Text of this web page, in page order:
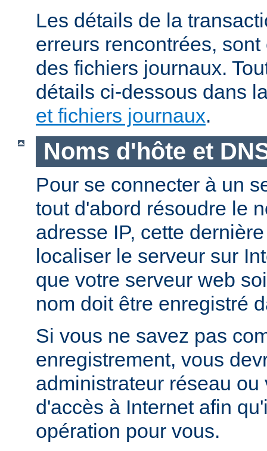
Les détails de la
erreurs rencontrées,
des fichiers journaux.
détails ci-dessous dans
et fichiers journaux.
Noms d'hôte et
Pour se connecter à un
tout d'abord résoudre le
adresse IP, cette
localiser le serveur sur
que votre serveur web
nom doit être enregistré
Si vous ne savez pas
enregistrement, vous
administrateur réseau ou
d'accès à Internet afin
opération pour vous.